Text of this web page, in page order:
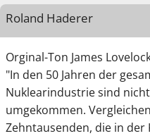
Roland Haderer
Orginal-Ton James
"In den 50 Jahren der
Nuklearindustrie sind
umgekommen.
Zehntausenden, die in